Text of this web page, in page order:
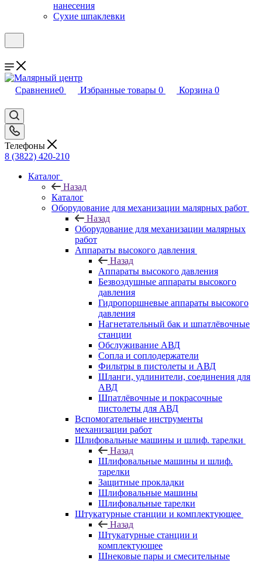
нанесения
Сухие шпаклевки
Сравнение0 Избранные товары 0 Корзина 0
Телефоны
8 (3822) 420-210
Каталог
Назад
Каталог
Оборудование для механизации малярных работ
Назад
Оборудование для механизации малярных
работ
Аппараты высокого давления
Назад
Аппараты высокого давления
Безвоздушные аппараты высокого
давления
Гидропоршневые аппараты высокого
давления
Нагнетательный бак и шпатлёвочные
станции
Обслуживание АВД
Сопла и соплодержатели
Фильтры в пистолеты и АВД
Шланги, удлинители, соединения для
АВД
Шпатлёвочные и покрасочные
пистолеты для АВД
Вспомогательные инструменты
механизации работ
Шлифовальные машины и шлиф. тарелки
Назад
Шлифовальные машины и шлиф.
тарелки
Защитные прокладки
Шлифовальные машины
Шлифовальные тарелки
Штукатурные станции и комплектующее
Назад
Штукатурные станции и
комплектующее
Шнековые пары и смесительные